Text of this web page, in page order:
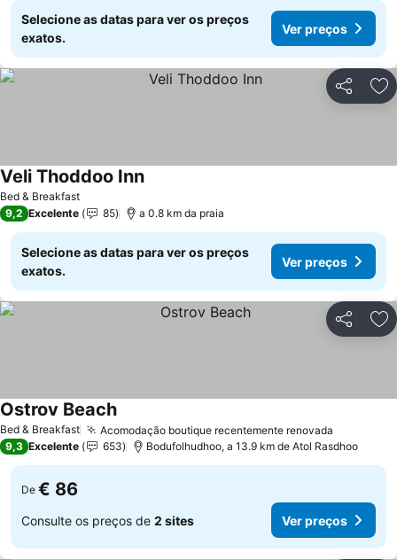
Selecione as datas para ver os preços
exatos.
Ver preços
Partilhar
Bed & Breakfast
Veli Thoddoo InnVer preços
9,2 Excelente 85 a 0.8 km da praia
Selecione as datas para ver os preços
exatos.
Ver preços
Partilhar
Bed & Breakfast Acomodação boutique recentemente renovada
Ostrov BeachVer preços
9,3 Excelente 653 Bodufolhudhoo, a 13.9 km de Atol Rasdhoo
De € 86
Consulte os preços de 2 sites Ver preços